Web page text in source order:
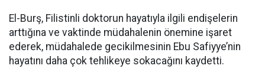
El-Burş, Filistinli doktorun hayatıyla ilgili endişelerin
arttığına ve vaktinde müdahalenin önemine işaret
ederek, müdahalede gecikilmesinin Ebu Safiyye’nin
hayatını daha çok tehlikeye sokacağını kaydetti.